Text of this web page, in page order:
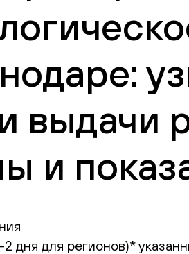
выдачи
и
дня для регионов)*